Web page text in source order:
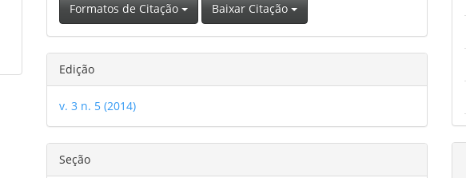
Formatos de Citação Baixar Citação
Edição
v. 3 n. 5 (2014)
Seção